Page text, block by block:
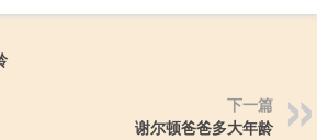
下一篇
谢尔顿爸爸多大年龄